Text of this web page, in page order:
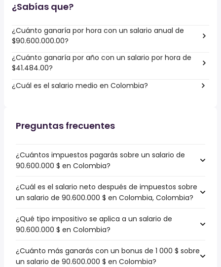
¿Sabías que?
¿Cuánto ganaría por hora con un salario anual de
$90.600.000.00?
¿Cuánto ganaría por año con un salario por hora de
$41.484.00?
¿Cuál es el salario medio en Colombia?
Preguntas frecuentes
¿Cuántos impuestos pagarás sobre un salario de
90.600.000 $ en Colombia?
¿Cuál es el salario neto después de impuestos sobre
un salario de 90.600.000 $ en Colombia, Colombia?
¿Qué tipo impositivo se aplica a un salario de
90.600.000 $ en Colombia?
¿Cuánto más ganarás con un bonus de 1 000 $ sobre
un salario de 90.600.000 $ en Colombia?